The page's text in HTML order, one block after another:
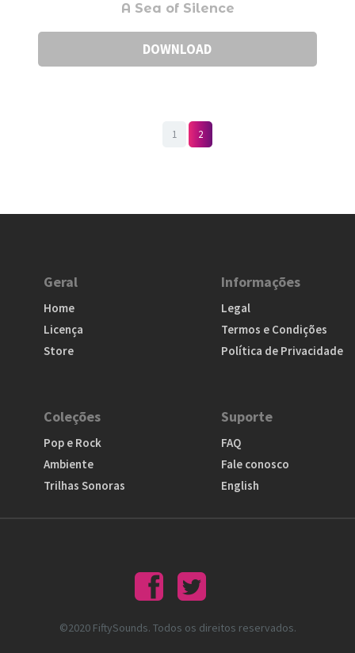
A Sea of Silence
DOWNLOAD
1 2
Geral
Home
Licença
Store
Informações
Legal
Termos e Condições
Política de Privacidade
Coleções
Pop e Rock
Ambiente
Trilhas Sonoras
Suporte
FAQ
Fale conosco
English
©2020 FiftySounds. Todos os direitos reservados.